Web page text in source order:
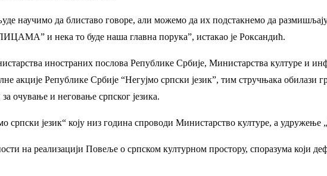
научимо да блиставо говоре, али можемо да их подстакнемо да
и нека то буде наша главна порука”, истакао је Роксандић.
иностраних послова Републике Србије, Министарства културе и
акције Републике Србије “Негујмо српски језик”, тим стручњака
очување и неговање српског језика.
српски језик“ коју низ година спроводи Министарство културе, а удружење
на реализацији Повеље о српском културном простору, споразума који